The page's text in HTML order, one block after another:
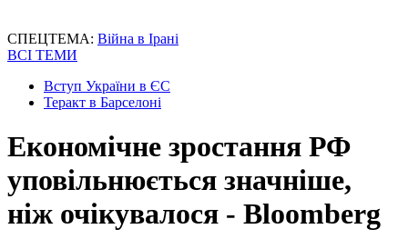
СПЕЦТЕМА: Війна в Ірані
ВСІ ТЕМИ
Вступ України в ЄС
Теракт в Барселоні
Економічне зростання РФ
уповільнюється значніше,
ніж очікувалося - Bloomberg